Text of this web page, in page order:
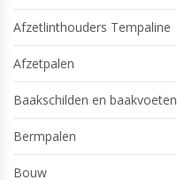
Afzetlinthouders Tempaline
Afzetpalen
Baakschilden en baakvoeten
Bermpalen
Bouw